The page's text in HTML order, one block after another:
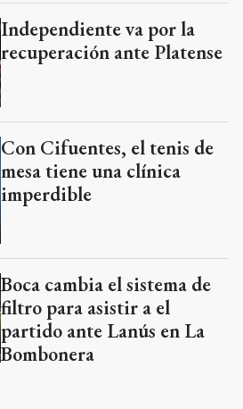
Independiente va por la
recuperación ante Platense
Con Cifuentes, el tenis de
mesa tiene una clínica
imperdible
Boca cambia el sistema de
filtro para asistir a el
partido ante Lanús en La
Bombonera